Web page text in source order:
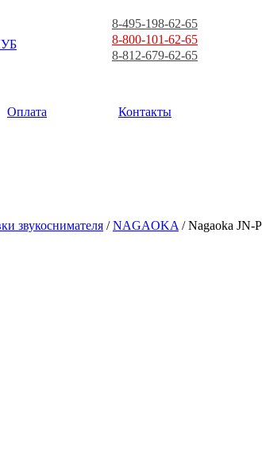
8-495-198-62-65
8-800-101-62-65
8-812-679-62-65
Оплата Контакты
звукоснимателя /NAGAOKA / Nagaoka JN-